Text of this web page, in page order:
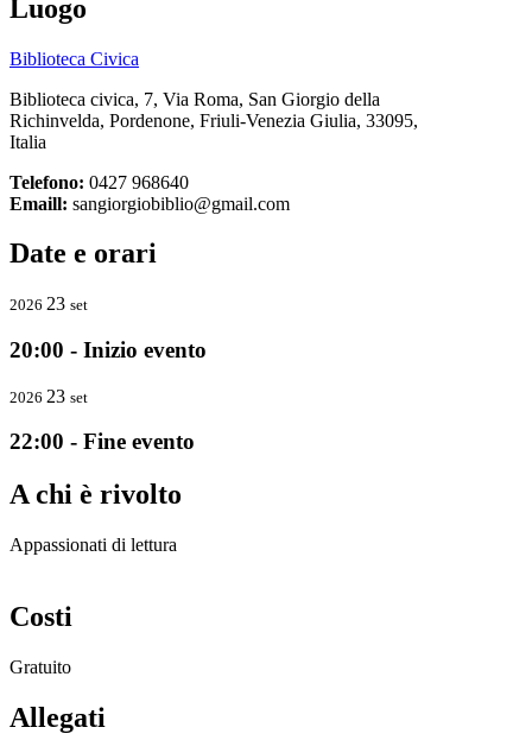
Luogo
Biblioteca Civica
Biblioteca civica, 7, Via Roma, San Giorgio della
Richinvelda, Pordenone, Friuli-Venezia Giulia, 33095,
Italia
Telefono: 0427 968640
Emaill: sangiorgiobiblio@gmail.com
Date e orari
2026 23 set
20:00 - Inizio evento
2026 23 set
22:00 - Fine evento
A chi è rivolto
Appassionati di lettura
Costi
Gratuito
Allegati